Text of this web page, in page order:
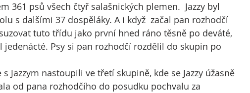
361 psů všech čtyř salašnických plemen.  Jazzy byl
s dalšími 37 dospěláky. A i když  začal pan rozhodčí
tuto třídu jako první hned ráno těsně po deváté,
jedenácté. Psy si pan rozhodčí rozdělil do skupin po
Jazzym nastoupili ve třetí skupině, kde se Jazzy úžasně
od pana rozhodčího do posudku pochvalu za